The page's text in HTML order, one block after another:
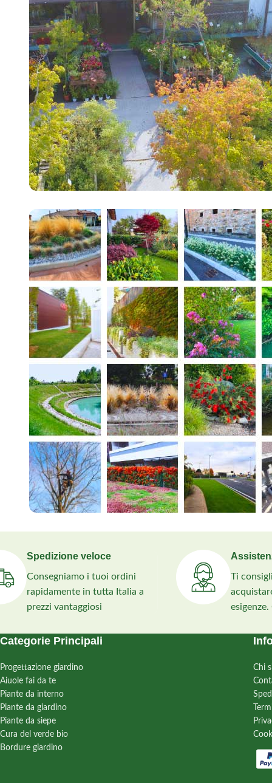
Spedizione veloce
Consegniamo i tuoi ordini
rapidamente in tutta Italia a
prezzi vantaggiosi
Ti
Categorie Principali
Progettazione giardino
Aiuole fai da te
Piante da interno
Piante da giardino
Piante da siepe
Cura del verde bio
Bordure giardino
Chi